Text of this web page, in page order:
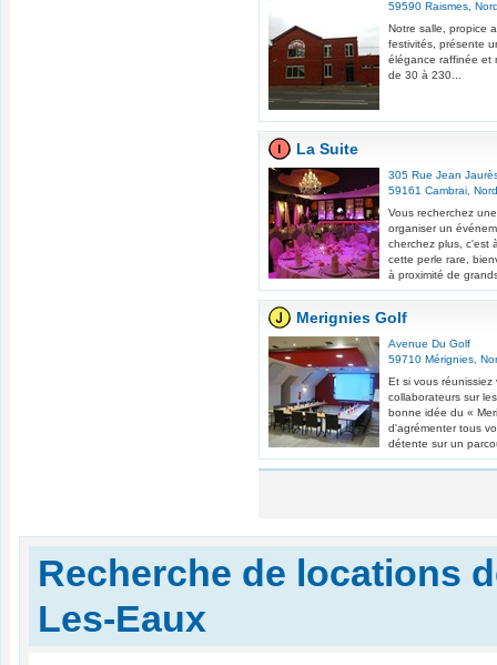
59590 Raismes
Notre salle, propice
festivités, présente
élégance raffinée et
de 30 à 230...
La Suite
305 Rue Jean
59161 Cambrai Nord
Vous recherchez
organiser un
cherchez plus, c'est
cette perle rare,
à proximité de
Merignies Golf
Avenue Du Golf
59710 Mérignies
Et si vous
collaborateurs sur
bonne idée du «
d'agrémenter tous
détente sur un
Recherche de locations
Les-Eaux